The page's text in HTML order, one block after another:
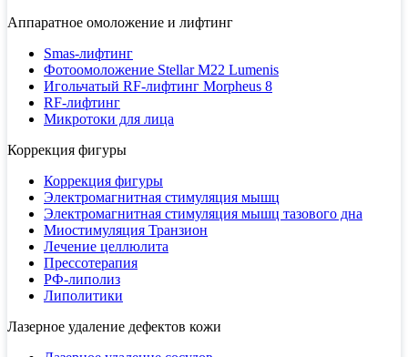
Аппаратное омоложение и лифтинг
Smas-лифтинг
Фотоомоложение Stellar M22 Lumenis
Игольчатый RF-лифтинг Morpheus 8
RF-лифтинг
Микротоки для лица
Коррекция фигуры
Коррекция фигуры
Электромагнитная стимуляция мышц
Электромагнитная стимуляция мышц тазового дна
Миостимуляция Транзион
Лечение целлюлита
Прессотерапия
РФ-липолиз
Липолитики
Лазерное удаление дефектов кожи